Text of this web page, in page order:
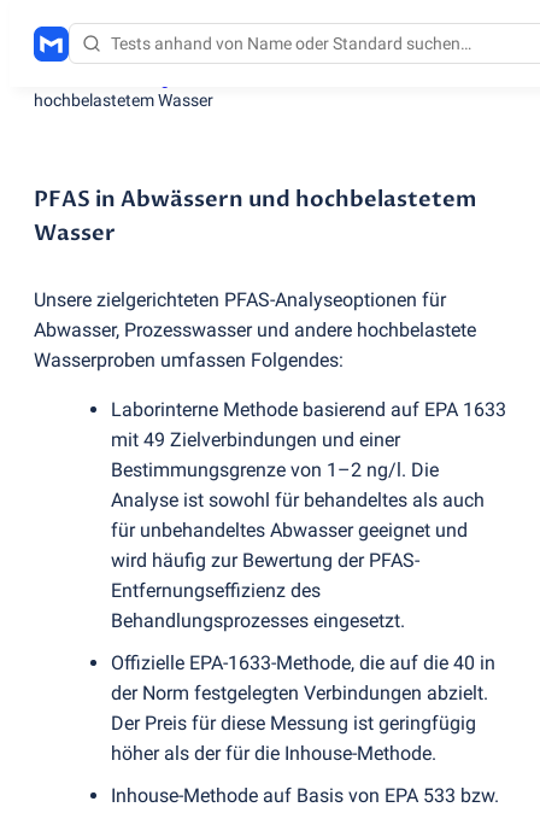
hochbelastetem Wasser
PFAS in Abwässern und hochbelastetem
Wasser
Unsere zielgerichteten PFAS-Analyseoptionen für
Abwasser, Prozesswasser und andere hochbelastete
Wasserproben umfassen Folgendes:
Laborinterne Methode basierend auf EPA 1633
mit 49 Zielverbindungen und einer
Bestimmungsgrenze von 1–2 ng/l. Die
Analyse ist sowohl für behandeltes als auch
für unbehandeltes Abwasser geeignet und
wird häufig zur Bewertung der PFAS-
Entfernungseffizienz des
Behandlungsprozesses eingesetzt.
Offizielle EPA-1633-Methode, die auf die 40 in
der Norm festgelegten Verbindungen abzielt.
Der Preis für diese Messung ist geringfügig
höher als der für die Inhouse-Methode.
Inhouse-Methode auf Basis von EPA 533 bzw.